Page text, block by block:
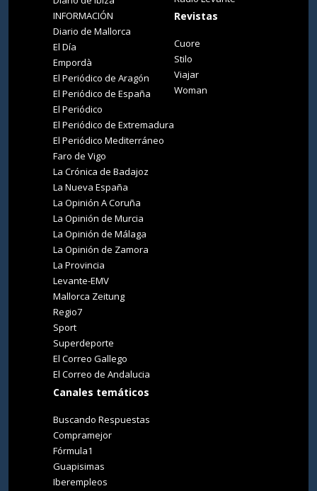
INFORMACIÓN
Diario de Mallorca
El Día
Empordà
El Periódico de Aragón
El Periódico de España
El Periódico
El Periódico de Extremadura
El Periódico Mediterráneo
Faro de Vigo
La Crónica de Badajoz
La Nueva España
La Opinión A Coruña
La Opinión de Murcia
La Opinión de Málaga
La Opinión de Zamora
La Provincia
Levante-EMV
Mallorca Zeitung
Regio7
Sport
Superdeporte
El Correo Gallego
El Correo de Andalucia
Canales temáticos
Buscando Respuestas
Compramejor
Fórmula1
Guapisimas
Iberempleos
Revistas
Cuore
Stilo
Viajar
Woman